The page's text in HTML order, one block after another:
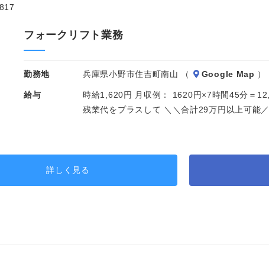
フォークリフト業務
勤務地 兵庫県小野市住吉町南山 （ Google Map ）
給与
時給1,620円 月収例： 1620円×7時間45分＝
残業代をプラスして ＼＼合計29万円以上可能
詳しく見る